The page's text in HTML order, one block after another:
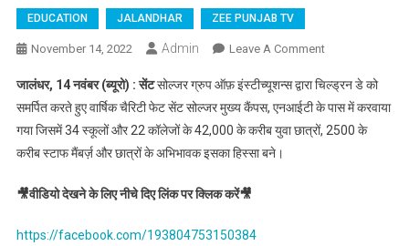
EDUCATION JALANDHAR ZEE PUNJAB TV
November 14, 2022 Admin Leave A CommentOn सेंट सोल्जर
42,000 छात्रों
ने दिखाई अपनी
प्रतिभा
जालंधर, 14 नवंबर (ब्यूरो) : सेंटसोल्जर ग्रुप ऑफ़ इंस्टीच्यूशन्स द्वारा चिल्ड्रन डे को
समर्पित करते हुए वार्षिक चैरिटी फेट सेंट सोल्जर मुख्य कैंपस, एनआईटी के पास में करवाया
गया जिसमें 34 स्कूलों और 22 कॉलेजों के 42,000 के करीब युवा छात्रों, 2500 के
करीब स्टाफ मैंबर्ज़ और छात्रों के अभिभावक इसका हिस्सा बने।
🎥वीडियो देखने के लिए नीचे दिए लिंक पर क्लिक करें🎥
https://facebook.com/193804753150384